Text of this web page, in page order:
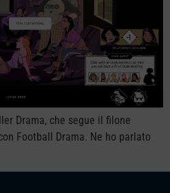
Drama, che segue il filone
Football Drama. Ne ho parlato